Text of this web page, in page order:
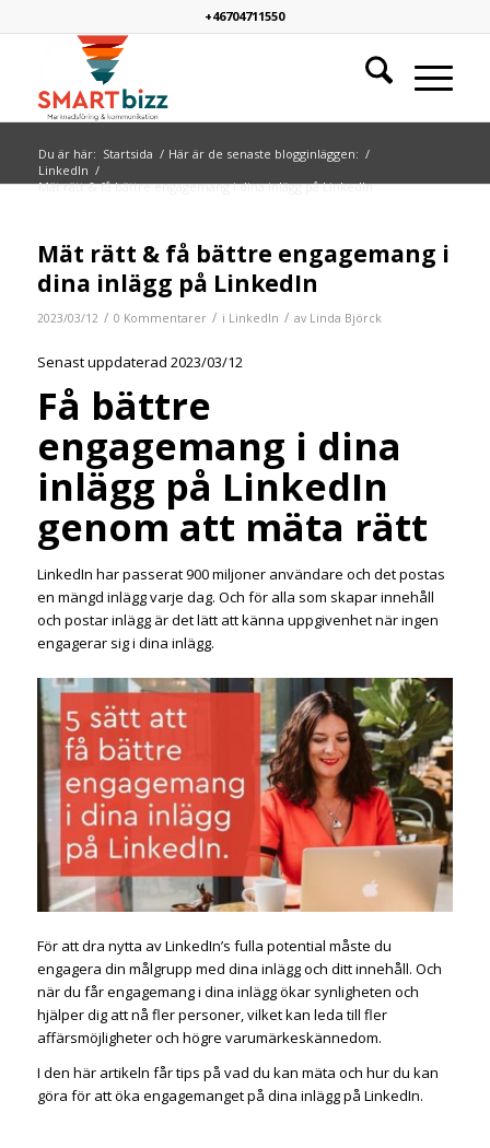
+46704711550
Du är här: Startsida / Här är de senaste blogginläggen: /
LinkedIn /
Mät rätt & få bättre engagemang i dina inlägg på LinkedIn
Mät rätt & få bättre engagemang i
dina inlägg på LinkedIn
2023/03/12 / 0 Kommentarer / i LinkedIn / av Linda Björck
Senast uppdaterad 2023/03/12
Få bättre
engagemang i dina
inlägg på LinkedIn
genom att mäta rätt
LinkedIn har passerat 900 miljoner användare och det postas
en mängd inlägg varje dag. Och för alla som skapar innehåll
och postar inlägg är det lätt att känna uppgivenhet när ingen
engagerar sig i dina inlägg.
För att dra nytta av LinkedIn’s fulla potential måste du
engagera din målgrupp med dina inlägg och ditt innehåll. Och
när du får engagemang i dina inlägg ökar synligheten och
hjälper dig att nå fler personer, vilket kan leda till fler
affärsmöjligheter och högre varumärkeskännedom.
I den här artikeln får tips på vad du kan mäta och hur du kan
göra för att öka engagemanget på dina inlägg på LinkedIn.